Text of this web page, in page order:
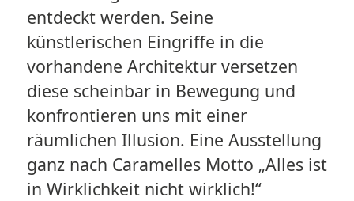
entdeckt werden. Seine
künstlerischen Eingriffe in die
vorhandene Architektur versetzen
diese scheinbar in Bewegung und
konfrontieren uns mit einer
räumlichen Illusion. Eine Ausstellung
ganz nach Caramelles Motto „Alles ist
in Wirklichkeit nicht wirklich!“